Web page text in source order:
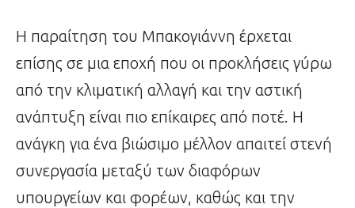
Η παραίτηση του Μπακογιάννη έρχεται
επίσης σε μια εποχή που οι προκλήσεις γύρω
από την κλιματική αλλαγή και την αστική
ανάπτυξη είναι πιο επίκαιρες από ποτέ. Η
ανάγκη για ένα βιώσιμο μέλλον απαιτεί στενή
συνεργασία μεταξύ των διαφόρων
υπουργείων και φορέων, καθώς και την